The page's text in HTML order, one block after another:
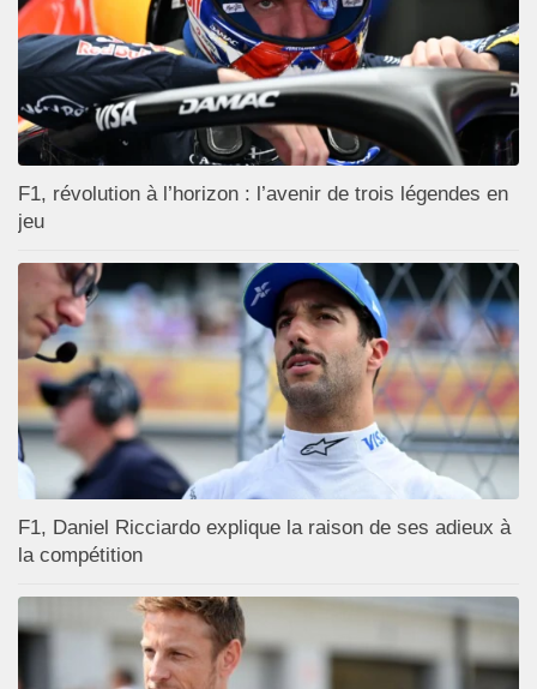
F1, révolution à l’horizon : l’avenir de trois légendes en
jeu
F1, Daniel Ricciardo explique la raison de ses adieux à
la compétition